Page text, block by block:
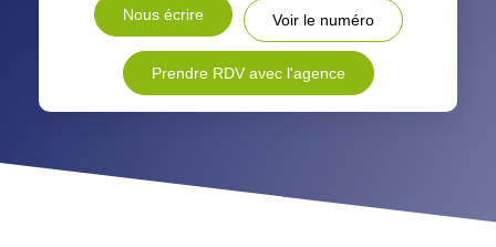
Nous écrire Voir le numéro
Prendre RDV avec l'agence